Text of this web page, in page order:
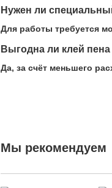
Нужен ли
Для работы требуется
Выгодна ли клей пена
Да, за счёт меньшего
Мы рекомендуем